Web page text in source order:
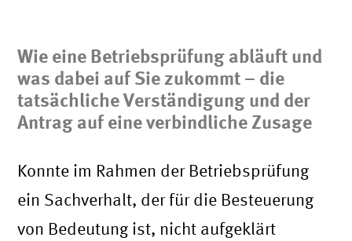
Wie eine Betriebsprüfung abläuft und
was dabei auf Sie zukommt – die
tatsächliche Verständigung und der
Antrag auf eine verbindliche Zusage
Konnte im Rahmen der Betriebsprüfung
ein Sachverhalt, der für die Besteuerung
von Bedeutung ist, nicht aufgeklärt